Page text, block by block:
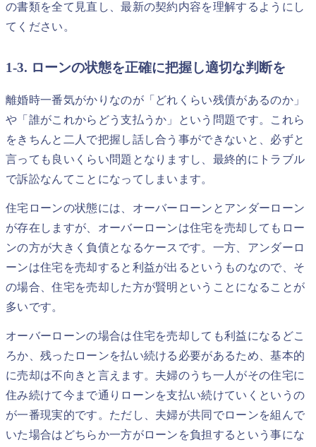
の書類を全て見直し、最新の契約内容を理解するようにし
てください。
1-3. ローンの状態を正確に把握し適切な判断を
離婚時一番気がかりなのが「どれくらい残債があるのか」
や「誰がこれからどう支払うか」という問題です。これら
をきちんと二人で把握し話し合う事ができないと、必ずと
言っても良いくらい問題となりますし、最終的にトラブル
で訴訟なんてことになってしまいます。
住宅ローンの状態には、オーバーローンとアンダーローン
が存在しますが、オーバーローンは住宅を売却してもロー
ンの方が大きく負債となるケースです。一方、アンダーロ
ーンは住宅を売却すると利益が出るというものなので、そ
の場合、住宅を売却した方が賢明ということになることが
多いです。
オーバーローンの場合は住宅を売却しても利益になるどこ
ろか、残ったローンを払い続ける必要があるため、基本的
に売却は不向きと言えます。夫婦のうち一人がその住宅に
住み続けて今まで通りローンを支払い続けていくというの
が一番現実的です。ただし、夫婦が共同でローンを組んで
いた場合はどちらか一方がローンを負担するという事にな